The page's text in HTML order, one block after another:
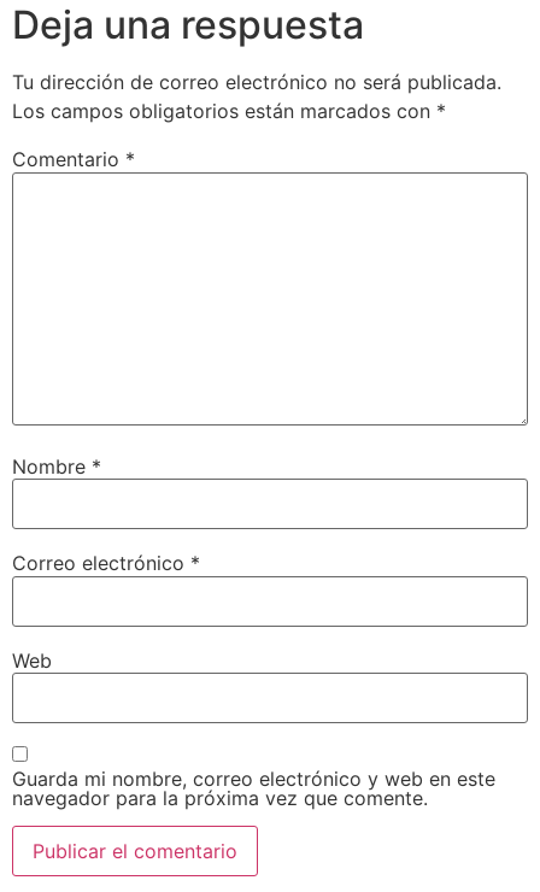
Deja una respuesta
Tu dirección de correo electrónico no será publicada.
Los campos obligatorios están marcados con *
Comentario *
Nombre *
Correo electrónico *
Web
Guarda mi nombre, correo electrónico y web en este
navegador para la próxima vez que comente.